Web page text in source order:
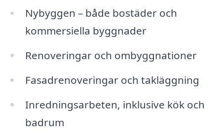
Nybyggen – både bostäder och
kommersiella byggnader
Renoveringar och ombyggnationer
Fasadrenoveringar och takläggning
Inredningsarbeten, inklusive kök och
badrum